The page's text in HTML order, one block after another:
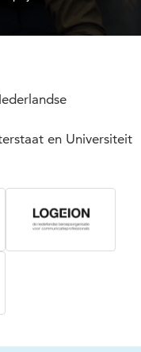
en Universiteit